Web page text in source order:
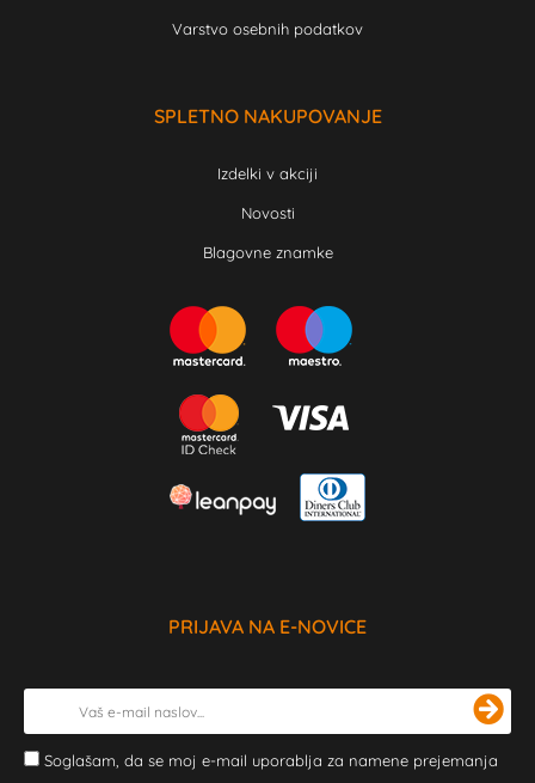
Varstvo osebnih podatkov
SPLETNO NAKUPOVANJE
Izdelki v akciji
Novosti
Blagovne znamke
PRIJAVA NA E-NOVICE
Soglašam, da se moj e-mail uporablja za namene prejemanja